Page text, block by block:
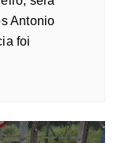
Antonio
foi